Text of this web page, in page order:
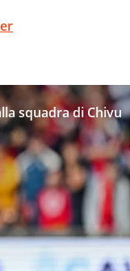
squadra di Chivu